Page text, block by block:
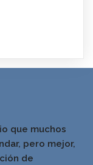
que muchos
pero mejor,
de